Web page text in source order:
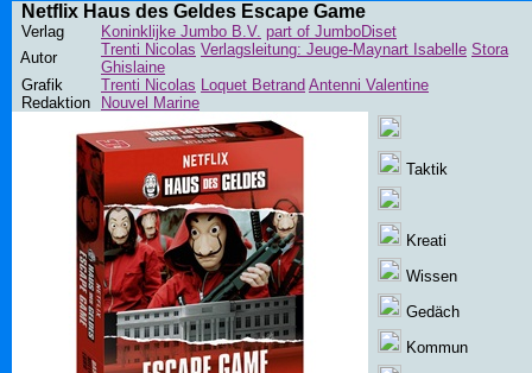
Netflix Haus des Geldes Escape Game
Verlag Koninklijke Jumbo B.V. part of JumboDiset
Autor
Trenti Nicolas Verlagsleitung: Jeuge-Maynart Isabelle Stora
Ghislaine
Grafik
Trenti Nicolas Loquet Betrand Antenni Valentine
Redaktion
Nouvel Marine
Taktik
Kreati
Wissen
Gedäch
Kommun